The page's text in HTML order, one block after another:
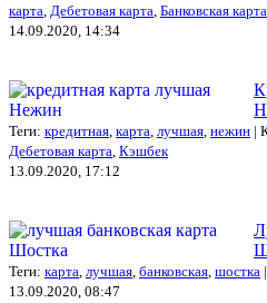
карта Дебетовая карта Банковская карта
14.09.2020, 14:34
Теги: кредитная карта лучшая нежин |
Дебетовая карта Кэшбек
13.09.2020, 17:12
Теги: карта лучшая банковская шостка
13.09.2020, 08:47